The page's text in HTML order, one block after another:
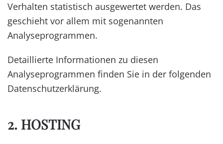
Verhalten statistisch ausgewertet werden. Das
geschieht vor allem mit sogenannten
Analyseprogrammen.
Detaillierte Informationen zu diesen
Analyseprogrammen finden Sie in der folgenden
Datenschutzerklärung.
2. HOSTING